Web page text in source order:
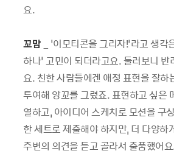
요.
꼬맘 _ ‘이모티콘을 그리자!’라고 생
하나’ 고민이 되더라고요. 둘러보니 반
요. 친한 사람들에겐 애정 표현을 잘하
투여해 앙꼬를 그렸죠. 표현하고 싶은
열하고, 아이디어 스케치로 모션을 구
한 세트로 제출해야 하지만, 더 다양하
주변의 의견을 듣고 골라서 출품했어